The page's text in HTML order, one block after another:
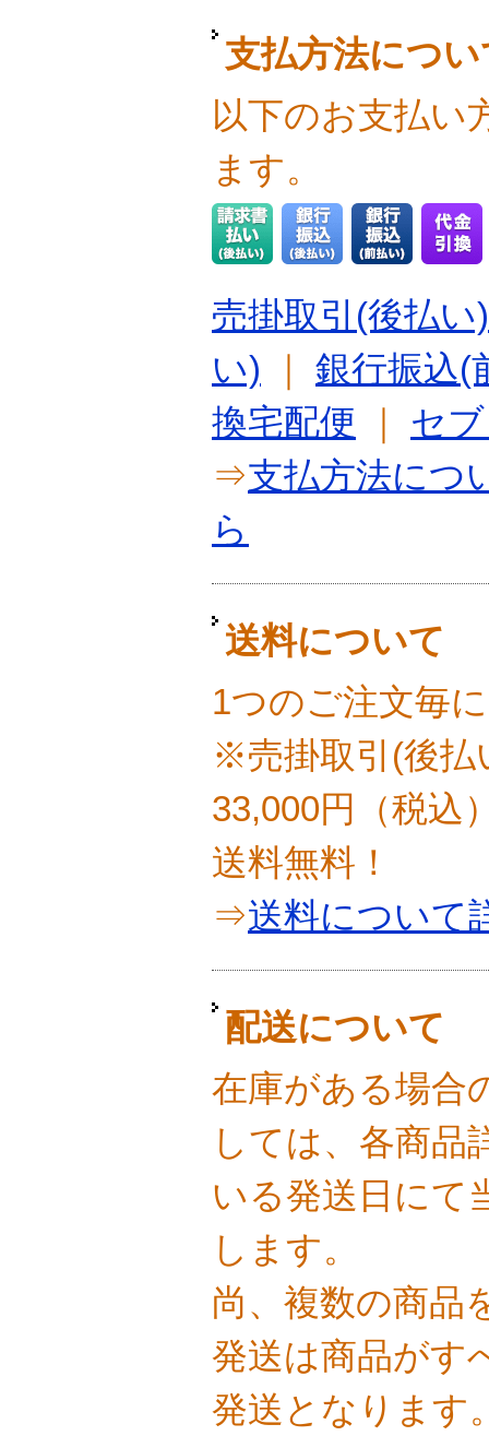
支払方法につい
以下のお支払い
ます。
売掛取引(後払い)
い) ｜ 銀行振込(
換宅配便 ｜ セ
⇒支払方法につ
ら
送料について
1つのご注文毎に
※売掛取引(後払
33,000円（税込
送料無料！
⇒送料について
配送について
在庫がある場合
しては、各商品
いる発送日にて
します。
尚、複数の商品
発送は商品がす
発送となります